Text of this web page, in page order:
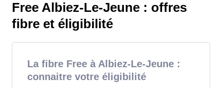
Free Albiez-Le-Jeune : offres
fibre et éligibilité
La fibre Free à Albiez-Le-Jeune :
connaitre votre éligibilité